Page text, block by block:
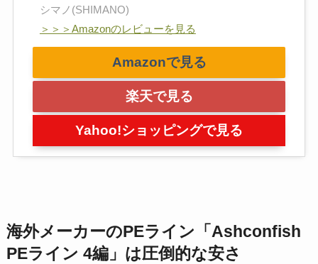
シマノ(SHIMANO)
＞＞＞Amazonのレビューを見る
Amazonで見る
楽天で見る
Yahoo!ショッピングで見る
海外メーカーのPEライン「Ashconfish
PEライン 4編」は圧倒的な安さ